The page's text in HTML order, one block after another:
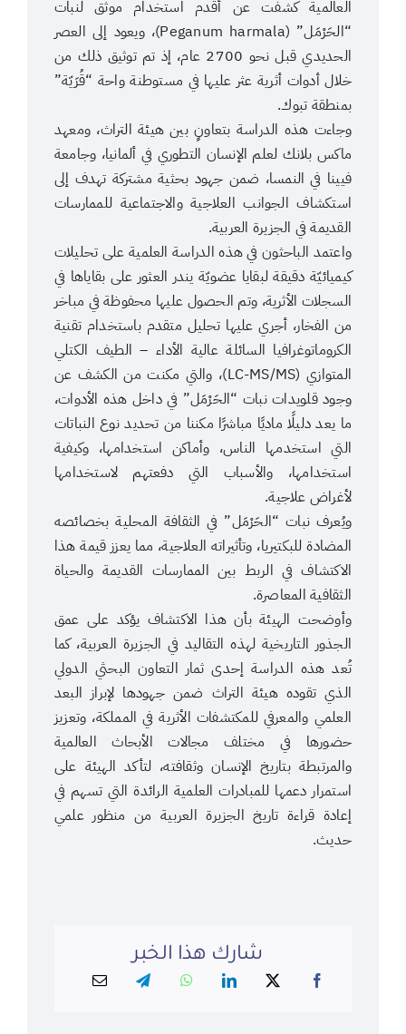
العالمية كشفت عن أقدم استخدام موثق لنبات
“الحَرْمَل” (Peganum harmala)، ويعود إلى العصر
الحديدي قبل نحو 2700 عام، إذ تم توثيق ذلك من
خلال أدوات أثرية عثر عليها في مستوطنة واحة “قُرَيّة”
بمنطقة تبوك.
وجاءت هذه الدراسة بتعاونٍ بين هيئة التراث، ومعهد
ماكس بلانك لعلم الإنسان التطوري في ألمانيا، وجامعة
فيينا في النمسا، ضمن جهود بحثية مشتركة تهدف إلى
استكشاف الجوانب العلاجية والاجتماعية للممارسات
القديمة في الجزيرة العربية.
واعتمد الباحثون في هذه الدراسة العلمية على تحليلات
كيميائيّة دقيقة لبقايا عضويّة يندر العثور على بقاياها في
السجلات الأثرية، وتم الحصول عليها محفوظة في مباخر
من الفخار، أجري عليها تحليل متقدم باستخدام تقنية
الكروماتوغرافيا السائلة عالية الأداء – الطيف الكتلي
المتوازي (LC-MS/MS)، والتي مكنت من الكشف عن
وجود قلويدات نبات “الحَرْمَل” في داخل هذه الأدوات،
ما يعد دليلًا ماديًا مباشرًا مكننا من تحديد نوع النباتات
التي استخدمها الناس، وأماكن استخدامها، وكيفية
استخدامها، والأسباب التي دفعتهم لاستخدامها
لأغراض علاجية.
ويُعرف نبات “الحَرْمَل” في الثقافة المحلية بخصائصه
المضادة للبكتيريا، وتأثيراته العلاجية، مما يعزز قيمة هذا
الاكتشاف في الربط بين الممارسات القديمة والحياة
الثقافية المعاصرة.
وأوضحت الهيئة بأن هذا الاكتشاف يؤكد على عمق
الجذور التاريخية لهذه التقاليد في الجزيرة العربية، كما
تُعد هذه الدراسة إحدى ثمار التعاون البحثي الدولي
الذي تقوده هيئة التراث ضمن جهودها لإبراز البعد
العلمي والمعرفي للمكتشفات الأثرية في المملكة، وتعزيز
حضورها في مختلف مجالات الأبحاث العالمية
والمرتبطة بتاريخ الإنسان وثقافته، لتأكد الهيئة على
استمرار دعمها للمبادرات العلمية الرائدة التي تسهم في
إعادة قراءة تاريخ الجزيرة العربية من منظور علمي
حديث.
شارك هذا الخبر